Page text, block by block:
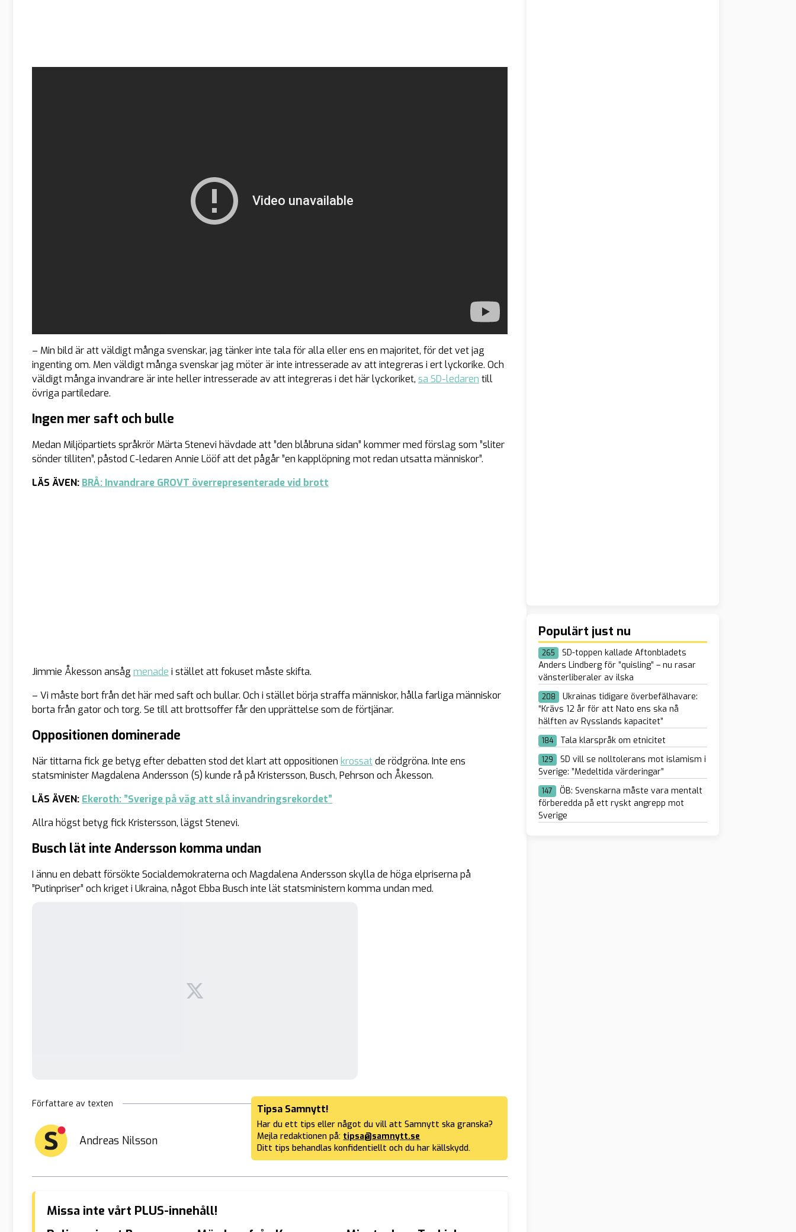
– Min bild är att väldigt många svenskar, jag tänker inte tala för alla eller ens en majoritet, för det vet jag
ingenting om. Men väldigt många svenskar jag möter är inte intresserade av att integreras i ert lyckorike. Och
väldigt många invandrare är inte heller intresserade av att integreras i det här lyckoriket, sa SD-ledaren till
övriga partiledare.
Ingen mer saft och bulle
Medan Miljöpartiets språkrör Märta Stenevi hävdade att ”den blåbruna sidan” kommer med förslag som ”sliter
sönder tilliten”, påstod C-ledaren Annie Lööf att det pågår ”en kapplöpning mot redan utsatta människor”.
LÄS ÄVEN: BRÅ: Invandrare GROVT överrepresenterade vid brott
Jimmie Åkesson ansåg menade i stället att fokuset måste skifta.
– Vi måste bort från det här med saft och bullar. Och i stället börja straffa människor, hålla farliga människor
borta från gator och torg. Se till att brottsoffer får den upprättelse som de förtjänar.
Oppositionen dominerade
När tittarna fick ge betyg efter debatten stod det klart att oppositionen krossatde rödgröna. Inte ens
statsminister Magdalena Andersson (S) kunde rå på Kristersson, Busch, Pehrson och Åkesson.
LÄS ÄVEN: Ekeroth: ”Sverige på väg att slå invandringsrekordet”
Allra högst betyg fick Kristersson, lägst Stenevi.
Busch lät inte Andersson komma undan
I ännu en debatt försökte Socialdemokraterna och Magdalena Andersson skylla de höga elpriserna på
”Putinpriser” och kriget i Ukraina, något Ebba Busch inte lät statsministern komma undan med.
Författare av texten
Andreas Nilsson
Tipsa Samnytt!
Har du ett tips eller något du vill att Samnytt ska granska?
Mejla redaktionen på: tipsa@samnytt.se
Ditt tips behandlas konfidentiellt och du har källskydd.
Missa inte vårt PLUS-innehåll!
Populärt just nu
265
SD-toppen kallade Aftonbladets
Anders Lindberg för ”quisling” – nu rasar
vänsterliberaler av ilska
208
Ukrainas tidigare överbefälhavare:
“Krävs 12 år för att Nato ens ska nå
hälften av Rysslands kapacitet”
184 Tala klarspråk om etnicitet
129
SD vill se nolltolerans mot islamism i
Sverige: ”Medeltida värderingar”
147
ÖB: Svenskarna måste vara mentalt
förberedda på ett ryskt angrepp mot
Sverige